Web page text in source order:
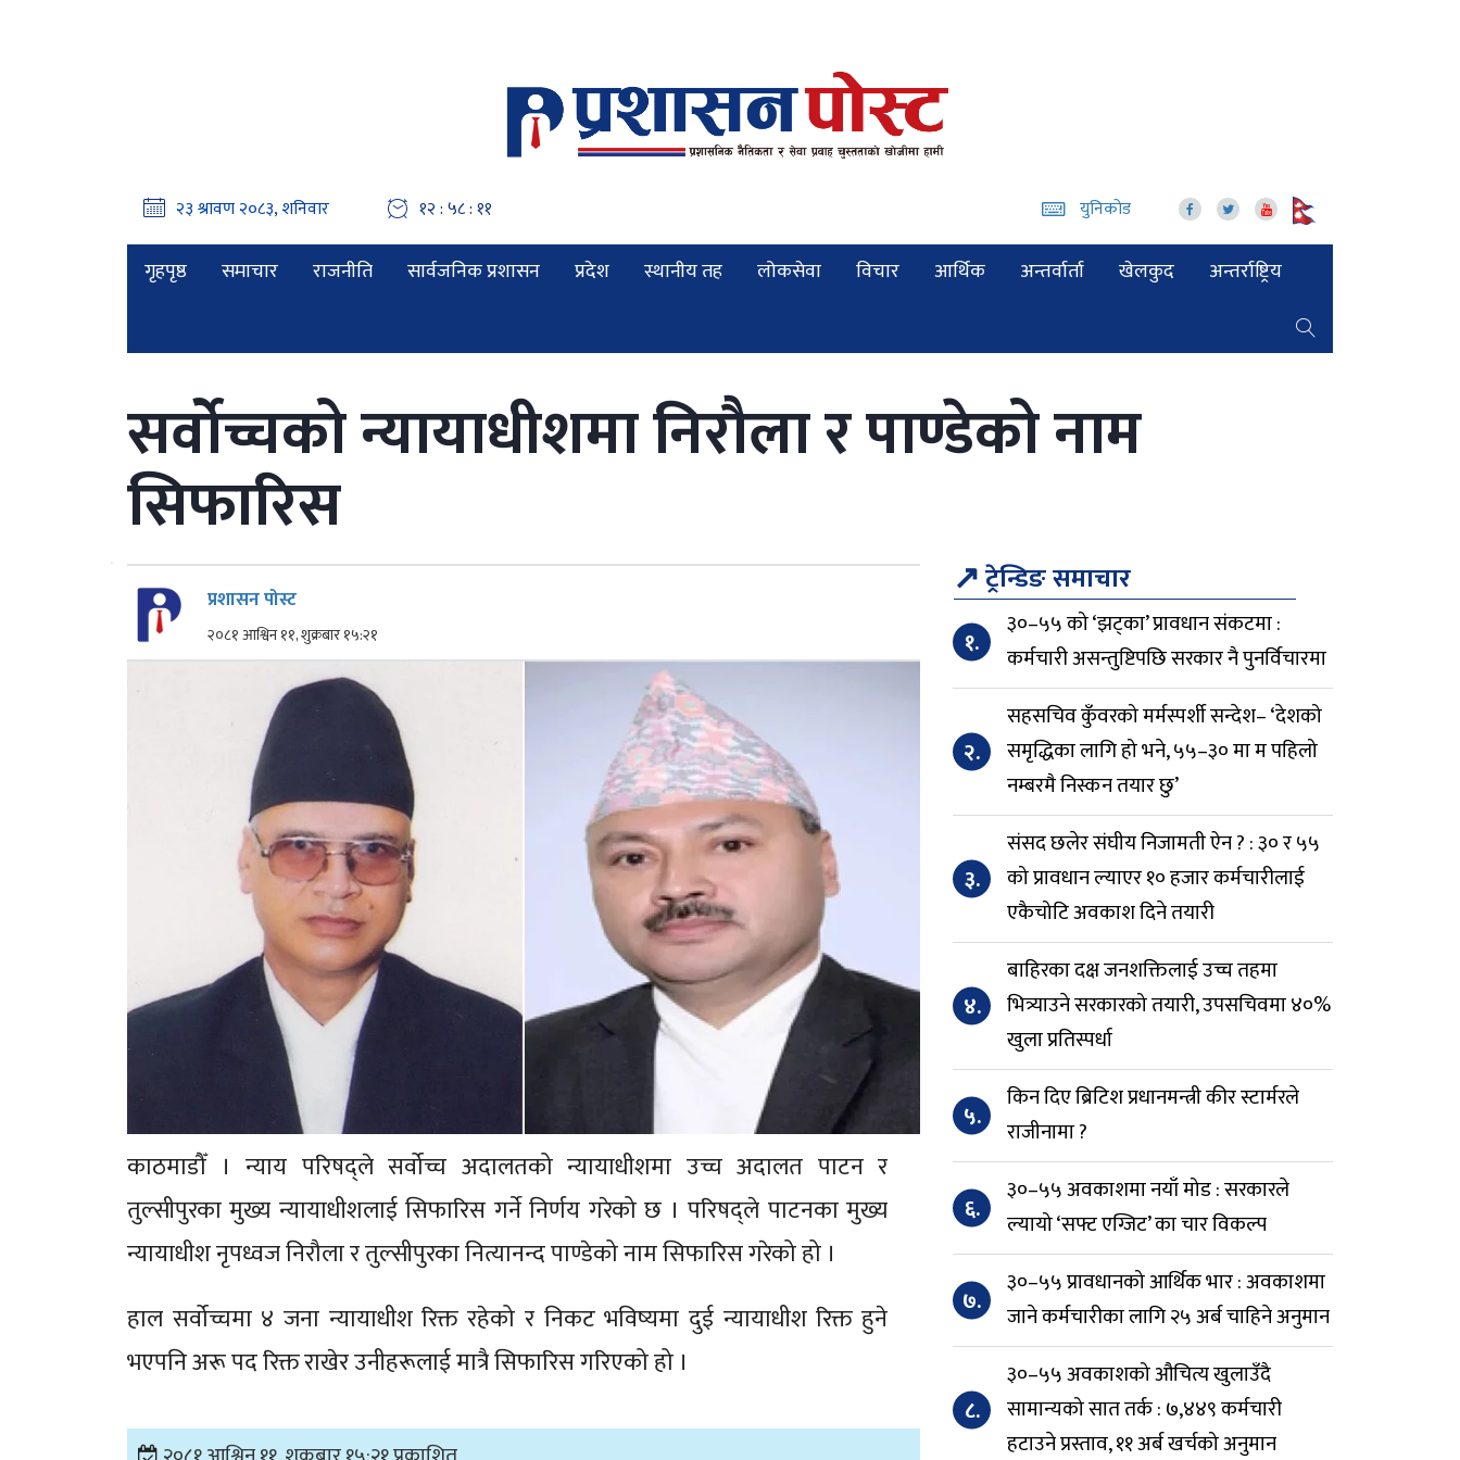
१२ : ५८ : १२ युनिकोड
गृहपृष्ठ समाचार राजनीति सार्वजनिक प्रशासन प्रदेश स्थानीय तह लोकसेवा विचार आर्थिक अन्तर्वार्ता खेलकुद अन्तर्राष्ट्रिय
सर्वोच्चको न्यायाधीशमा निरौला र पाण्डेको नाम
सिफारिस
प्रशासन पोस्ट
२०८१ आश्विन ११, शुक्रबार १५:२१
काठमाडौँ । न्याय परिषद्ले सर्वोच्च अदालतको न्यायाधीशमा उच्च अदालत पाटन र
तुल्सीपुरका मुख्य न्यायाधीशलाई सिफारिस गर्ने निर्णय गरेको छ । परिषद्ले पाटनका मुख्य
न्यायाधीश नृपध्वज निरौला र तुल्सीपुरका नित्यानन्द पाण्डेको नाम सिफारिस गरेको हो ।
हाल सर्वोच्चमा ४ जना न्यायाधीश रिक्त रहेको र निकट भविष्यमा दुई न्यायाधीश रिक्त हुने
भएपनि अरू पद रिक्त राखेर उनीहरूलाई मात्रै सिफारिस गरिएको हो ।
↗ट्रेन्डिङ समाचार
१.
३०–५५ को ‘झट्का’ प्रावधान संकटमा :
कर्मचारी असन्तुष्टिपछि सरकार नै पुनर्विचारमा
२.
सहसचिव कुँवरको मर्मस्पर्शी सन्देश– ‘देशको
समृद्धिका लागि हो भने, ५५–३० मा म पहिलो
नम्बरमै निस्कन तयार छु’
३.
संसद छलेर संघीय निजामती ऐन ? : ३० र ५५
को प्रावधान ल्याएर १० हजार कर्मचारीलाई
एकैचोटि अवकाश दिने तयारी
४.
बाहिरका दक्ष जनशक्तिलाई उच्च तहमा
भित्र्याउने सरकारको तयारी, उपसचिवमा ४०%
खुला प्रतिस्पर्धा
५.
किन दिए ब्रिटिश प्रधानमन्त्री कीर स्टार्मरले
राजीनामा ?
६.
३०–५५ अवकाशमा नयाँ मोड : सरकारले
ल्यायो ‘सफ्ट एग्जिट’ का चार विकल्प
७.
३०–५५ प्रावधानको आर्थिक भार : अवकाशमा
जाने कर्मचारीका लागि २५ अर्ब चाहिने अनुमान
८.
३०–५५ अवकाशको औचित्य खुलाउँदै
सामान्यको सात तर्क : ७,४४९ कर्मचारी
हटाउने प्रस्ताव, ११ अर्ब खर्चको अनुमान